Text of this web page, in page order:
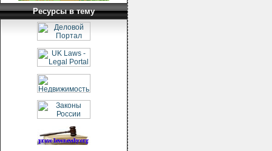
Ресурсы в тему